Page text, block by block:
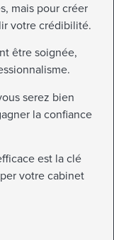
mais pour créer
votre crédibilité.
être soignée,
serez bien
la confiance
est la clé
votre cabinet